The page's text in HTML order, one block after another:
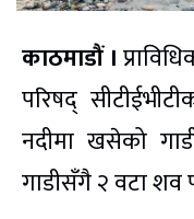
काठमाडौं ।
परिषद्
नदीमा खसेको
गाडीसँगै २ वटा शव